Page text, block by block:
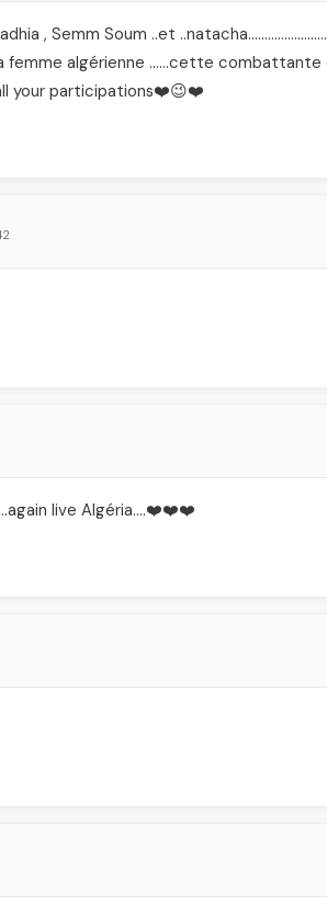
, Semm Soum ..et
femme algérienne ……cette combattante
your participations❤️😉❤️
live Algéria….❤️❤️❤️